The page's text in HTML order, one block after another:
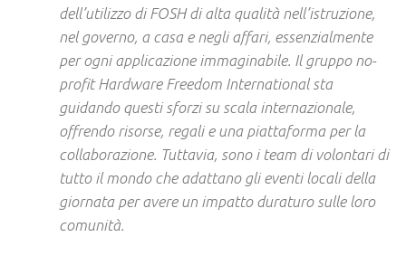
dell’utilizzo di FOSH di alta qualità nell’istruzione,
nel governo, a casa e negli affari, essenzialmente
per ogni applicazione immaginabile. Il gruppo no-
profit Hardware Freedom International sta
guidando questi sforzi su scala internazionale,
offrendo risorse, regali e una piattaforma per la
collaborazione. Tuttavia, sono i team di volontari di
tutto il mondo che adattano gli eventi locali della
giornata per avere un impatto duraturo sulle loro
comunità.